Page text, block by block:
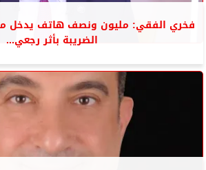
فخري الفقي: مليون ونصف هاتف يدخل
الضريبة بأثر رجعي...